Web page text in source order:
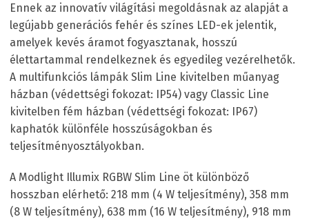
Ennek az innovatív világítási megoldásnak az alapját a
legújabb generációs fehér és színes LED-ek jelentik,
amelyek kevés áramot fogyasztanak, hosszú
élettartammal rendelkeznek és egyedileg vezérelhetők.
A multifunkciós lámpák Slim Line kivitelben műanyag
házban (védettségi fokozat: IP54) vagy Classic Line
kivitelben fém házban (védettségi fokozat: IP67)
kaphatók különféle hosszúságokban és
teljesítményosztályokban.
A Modlight Illumix RGBW Slim Line öt különböző
hosszban elérhető: 218 mm (4 W teljesítmény), 358 mm
(8 W teljesítmény), 638 mm (16 W teljesítmény), 918 mm